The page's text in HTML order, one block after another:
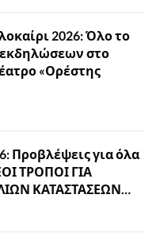
2026: Όλο το
στο
«Ορέστης
Προβλέψεις για όλα
ΤΡΟΠΟΙ ΓΙΑ
ΚΑΤΑΣΤΑΣΕΩΝ…